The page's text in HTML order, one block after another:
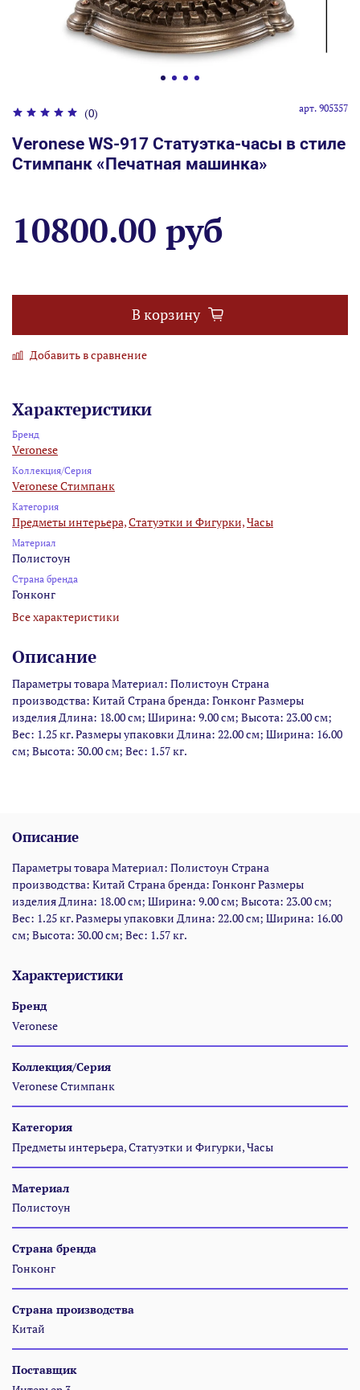
(0) арт. 905357
Veronese WS-917 Статуэтка-часы в стиле
Стимпанк «Печатная машинка»
10800.00 руб
В корзину
Добавить в сравнение
Характеристики
Бренд
Veronese
Коллекция/Серия
Veronese Стимпанк
Категория
Предметы интерьера,Статуэтки и Фигурки,Часы
Материал
Полистоун
Страна бренда
Гонконг
Все характеристики
Описание
Параметры товара Материал: Полистоун Страна
производства: Китай Страна бренда: Гонконг Размеры
изделия Длина: 18.00 см; Ширина: 9.00 см; Высота: 23.00 см;
Вес: 1.25 кг. Размеры упаковки Длина: 22.00 см; Ширина: 16.00
см; Высота: 30.00 см; Вес: 1.57 кг.
Описание
Параметры товара Материал: Полистоун Страна
производства: Китай Страна бренда: Гонконг Размеры
изделия Длина: 18.00 см; Ширина: 9.00 см; Высота: 23.00 см;
Вес: 1.25 кг. Размеры упаковки Длина: 22.00 см; Ширина: 16.00
см; Высота: 30.00 см; Вес: 1.57 кг.
Характеристики
Бренд
Veronese
Коллекция/Серия
Veronese Стимпанк
Категория
Предметы интерьера, Статуэтки и Фигурки, Часы
Материал
Полистоун
Страна бренда
Гонконг
Страна производства
Китай
Поставщик